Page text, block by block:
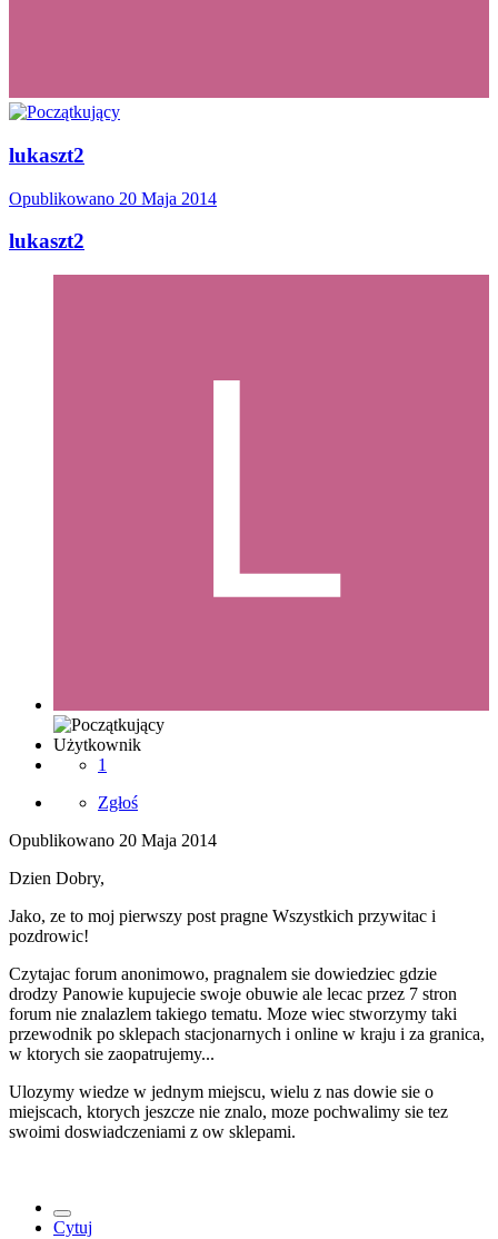
lukaszt2
Opublikowano 20 Maja 2014
lukaszt2
Użytkownik
1
Zgłoś
Opublikowano 20 Maja 2014
Dzien Dobry,
Jako, ze to moj pierwszy post pragne Wszystkich przywitac i
pozdrowic!
Czytajac forum anonimowo, pragnalem sie dowiedziec gdzie
drodzy Panowie kupujecie swoje obuwie ale lecac przez 7 stron
forum nie znalazlem takiego tematu. Moze wiec stworzymy taki
przewodnik po sklepach stacjonarnych i online w kraju i za granica,
w ktorych sie zaopatrujemy...
Ulozymy wiedze w jednym miejscu, wielu z nas dowie sie o
miejscach, ktorych jeszcze nie znalo, moze pochwalimy sie tez
swoimi doswiadczeniami z ow sklepami.
Cytuj